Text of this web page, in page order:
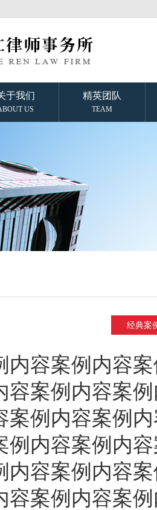
于我们
US
精英团队
TEAM
经典案
内容案例内容
容案例内容案
案例内容案例
例内容案例内
内容案例内容
容案例内容案